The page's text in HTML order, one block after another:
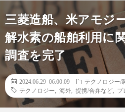
三菱造船、米アモジ
解水素の船舶利用に
調査を完了
2024.06.29 06:00:09
テクノロジー/
テクノロジー
海外 提携/合弁など プ